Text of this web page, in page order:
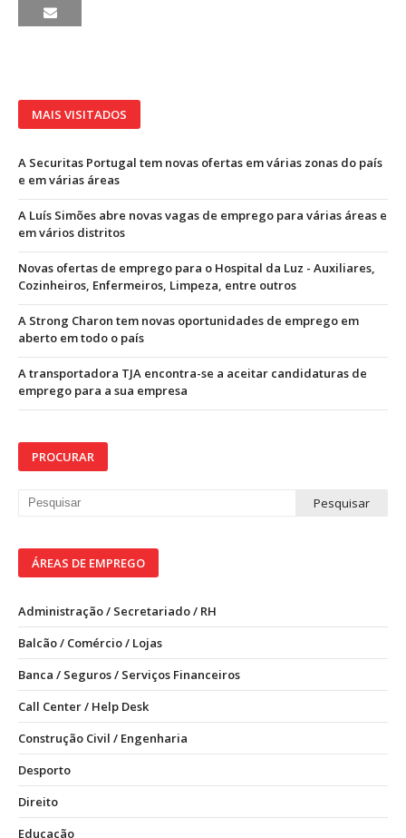
MAIS VISITADOS
A Securitas Portugal tem novas ofertas em várias zonas do país
e em várias áreas
A Luís Simões abre novas vagas de emprego para várias áreas e
em vários distritos
Novas ofertas de emprego para o Hospital da Luz - Auxiliares,
Cozinheiros, Enfermeiros, Limpeza, entre outros
A Strong Charon tem novas oportunidades de emprego em
aberto em todo o país
A transportadora TJA encontra-se a aceitar candidaturas de
emprego para a sua empresa
PROCURAR
ÁREAS DE EMPREGO
Administração / Secretariado / RH
Balcão / Comércio / Lojas
Banca / Seguros / Serviços Financeiros
Call Center / Help Desk
Construção Civil / Engenharia
Desporto
Direito
Educação